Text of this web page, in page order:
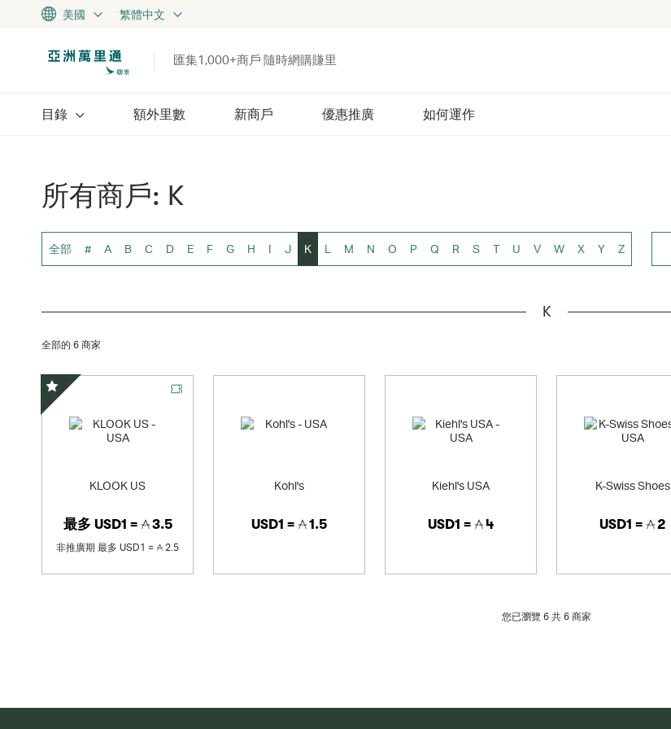
美國 繁體中文
匯集1,000+商戶 隨時網購賺里
目錄 額外里數 新商戶 優惠推廣 如何運作
所有商戶: K
全部 # A B C D E F G H I J K L M N O P Q R S T U V W X Y Z
K
全部的 6 商家
KLOOK US
最多 USD1 = 3.5
非推廣期 最多 USD1 = 2.5
精選優惠
Kohl's
USD1 = 1.5
Kiehl's USA
USD1 = 4
K-Swiss Shoes
USD1 = 2
您已瀏覽 6 共 6 商家